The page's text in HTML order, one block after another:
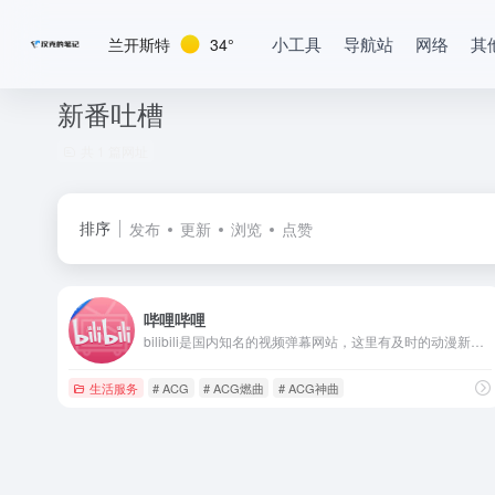
兰开斯特 34° 小工具 导航站 网络 其
新番吐槽
排序 发布 更新 浏览 点赞
哔哩哔哩
生活服务 # ACG # ACG燃曲 # ACG神曲